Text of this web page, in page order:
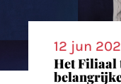
12 jun
Het Filiaal